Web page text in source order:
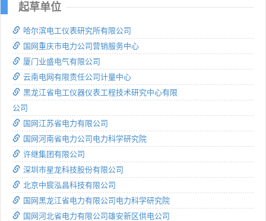
起草单位
哈尔滨电工仪表研究所有限公司
国网重庆市电力公司营销服务中心
厦门业盛电气有限公司
云南电网有限责任公司计量中心
黑龙江省电工仪器仪表工程技术研究中心有限
公司
国网江苏省电力有限公司
国网河南省电力公司电力科学研究院
许继集团有限公司
深圳市星龙科技股份有限公司
北京中宸泓昌科技有限公司
国网黑龙江省电力有限公司电力科学研究院
国网河北省电力有限公司雄安新区供电公司